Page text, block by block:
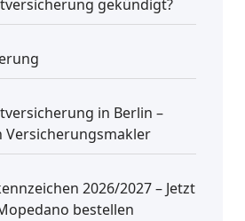
gekündigt?
in Berlin –
Versicherungsmakler
2026/2027 – Jetzt
bestellen